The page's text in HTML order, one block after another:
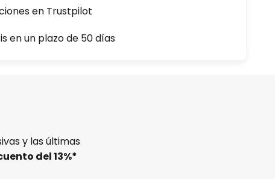
en Trustpilot
en un plazo de 50 días
y las últimas
del13%*